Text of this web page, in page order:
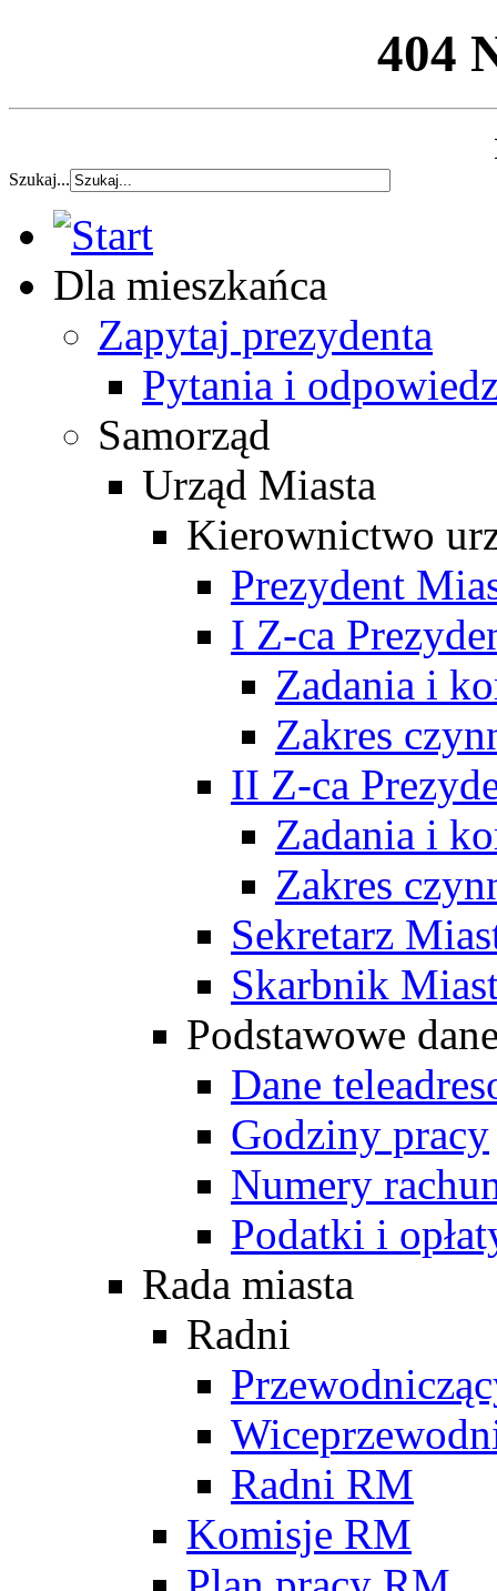
404
Szukaj...
Dla mieszkańca
Zapytaj prezydenta
Pytania i
Samorząd
Urząd Miasta
Kierownictwo
Prezydent
I Z-ca
Zadania i
Zakres
II Z-ca
Zadania i
Zakres
Sekretarz
Skarbnik
Podstawowe
Dane
Godziny pracy
Numery
Podatki i
Rada miasta
Radni
Radni RM
Komisje RM